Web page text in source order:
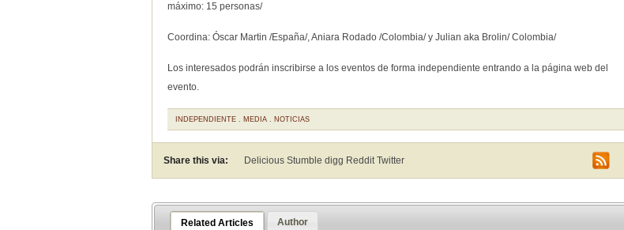
máximo: 15 personas/
Coordina: Óscar Martin /España/, Aniara Rodado /Colombia/ y Julian aka Brolin/ Colombia/
Los interesados podrán inscribirse a los eventos de forma independiente entrando a la página web del
evento.
INDEPENDIENTE . MEDIA . NOTICIAS
Share this via: Delicious Stumble digg RedditTwitter
Related Articles Author